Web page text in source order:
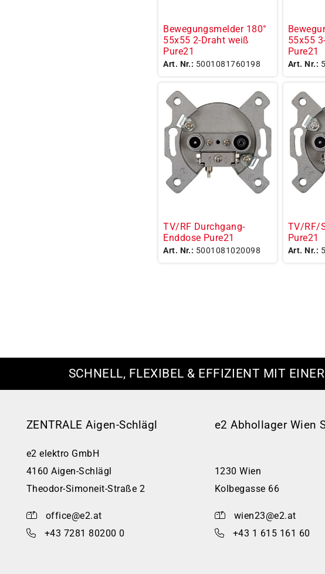
Bewegungsmelder 180°
55x55 2-Draht weiß
Pure21
Art. Nr.: 5001081760198
55x55
Pure21
Art. Nr.:
TV/RF Durchgang-
Enddose Pure21
Art. Nr.: 5001081020098
TV/RF/
Pure21
Art. Nr.:
SCHNELL, FLEXIBEL & EFFIZIENT MIT
ZENTRALE Aigen-Schlägl
e2 elektro GmbH
4160 Aigen-Schlägl
Theodor-Simoneit-Straße 2
office@e2.at
+43 7281 80200 0
e2 Abhollager Wien
1230 Wien
Kolbegasse 66
wien23@e2.at
+43 1 615 161 60